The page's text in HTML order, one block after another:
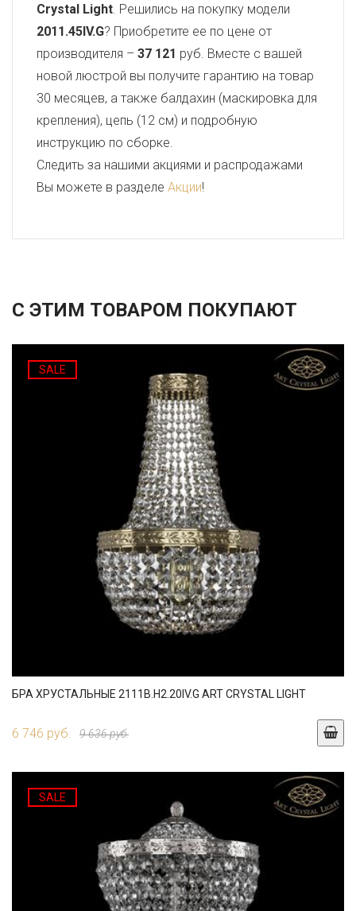
Crystal Light. Решились на покупку модели
2011.45IV.G? Приобретите ее по цене от
производителя – 37 121 руб. Вместе с вашей
новой люстрой вы получите гарантию на товар
30 месяцев, а также балдахин (маскировка для
крепления), цепь (12 см) и подробную
инструкцию по сборке.
Следить за нашими акциями и распродажами
Вы можете в разделе Акции!
С ЭТИМ ТОВАРОМ ПОКУПАЮТ
SALE
БРА ХРУСТАЛЬНЫЕ 2111B.H2.20IV.G ART CRYSTAL LIGHT
6 746 руб. 9 636 руб.
SALE